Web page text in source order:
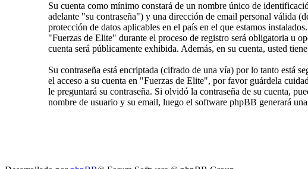
Su cuenta como mínimo constará de un nombre único de
adelante "su contraseña") y una dirección de email personal válida
protección de datos aplicables en el país en el que estamos
"Fuerzas de Elite" durante el proceso de registro será obligatoria u
cuenta será públicamente exhibida. Además, en su cuenta, usted
Su contraseña está encriptada (cifrado de una vía) por lo tanto está
el acceso a su cuenta en "Fuerzas de Elite", por favor guárdela
le preguntará su contraseña. Si olvidó la contraseña de su cuenta,
nombre de usuario y su email, luego el software phpBB generará